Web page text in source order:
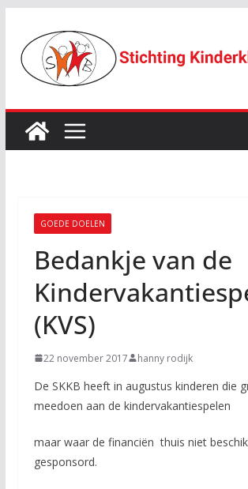
naar
inhoud
GOEDE DOELEN
Bedankje van de
(KVS)
22 november 2017 hanny rodijk
De SKKB heeft in augustus kinderen die
meedoen aan de kindervakantiespelen
maar waar de financiën thuis niet
gesponsord.